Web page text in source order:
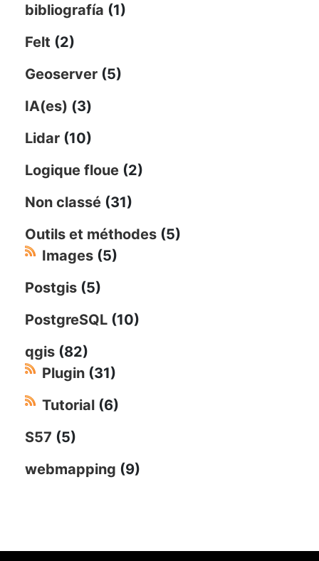
bibliografía (1)
Felt (2)
Geoserver (5)
IA(es) (3)
Lidar (10)
Logique floue (2)
Non classé (31)
Outils et méthodes (5)
Images (5)
Postgis (5)
PostgreSQL (10)
qgis (82)
Plugin (31)
Tutorial (6)
S57 (5)
webmapping (9)